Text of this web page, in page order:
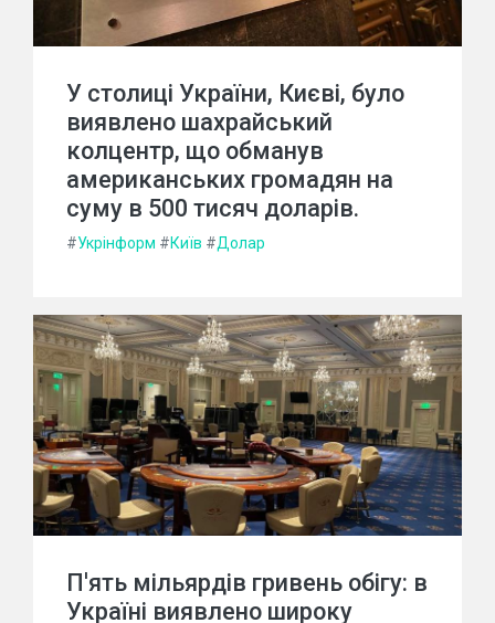
У столиці України, Києві, було
виявлено шахрайський
колцентр, що обманув
американських громадян на
суму в 500 тисяч доларів.
#Укрінформ #Київ #Долар
П'ять мільярдів гривень обігу: в
Україні виявлено широку